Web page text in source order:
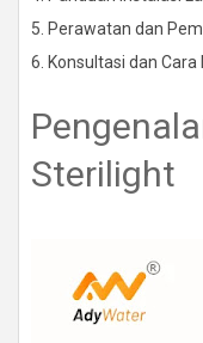
5. Perawatan dan
6. Konsultasi dan
Sterilight